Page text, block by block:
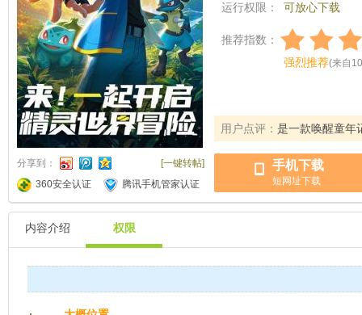
分享到：
[一键转帖]
360安全认证
腾讯手机管家认证
运行权限： 可放心下载
推荐指数：
强烈推荐(来自 10
用户点评： 是一款唤醒童年
手机下载
短网址下载
内容介绍 权限